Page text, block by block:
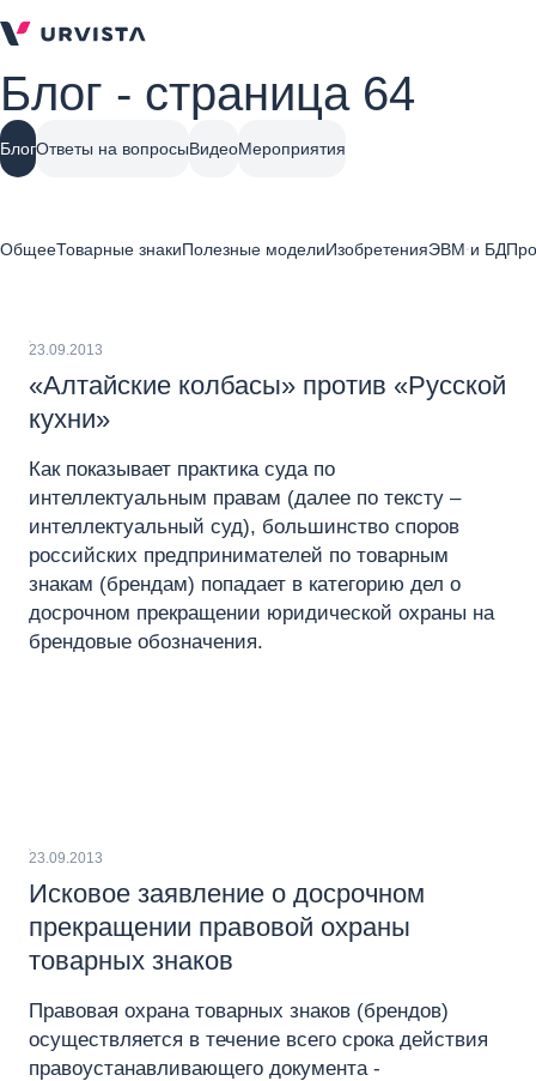
Блог - страница 64
БлогОтветы на вопросыВидеоМероприятия
ОбщееТоварные знакиПолезные моделиИзобретенияЭВМ и БД
23.09.2013
«Алтайские колбасы» против «Русской
кухни»
Как показывает практика суда по
интеллектуальным правам (далее по тексту –
интеллектуальный суд), большинство споров
российских предпринимателей по товарным
знакам (брендам) попадает в категорию дел о
досрочном прекращении юридической охраны на
брендовые обозначения.
23.09.2013
Исковое заявление о досрочном
прекращении правовой охраны
товарных знаков
Правовая охрана товарных знаков (брендов)
осуществляется в течение всего срока действия
правоустанавливающего документа -